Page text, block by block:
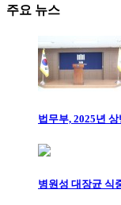
주요 뉴스
법무부, 2025년
병원성 대장균 식